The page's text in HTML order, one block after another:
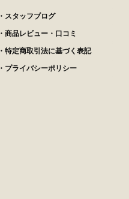
・スタッフブログ
・商品レビュー・口コミ
・特定商取引法に基づく表記
・プライバシーポリシー